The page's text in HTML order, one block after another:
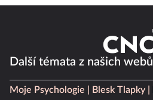
Další témata z našich webů
Moje Psychologie Blesk Tlapky